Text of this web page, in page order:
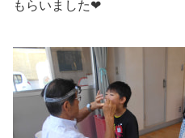
もらいました❤